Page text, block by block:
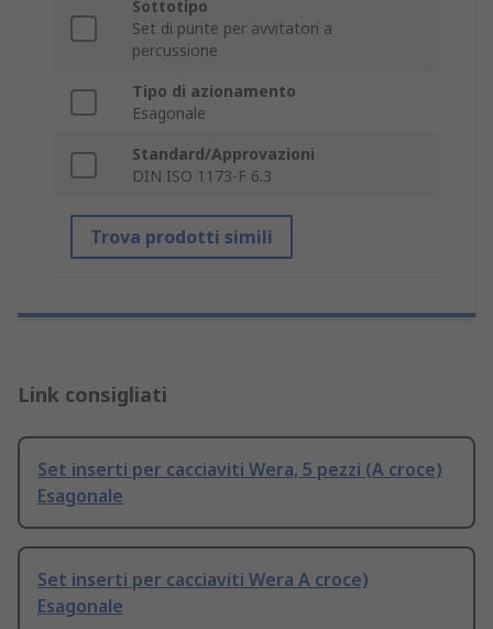
Sottotipo
Set di punte per avvitatori a
percussione
Tipo di azionamento
Esagonale
Standard/Approvazioni
DIN ISO 1173-F 6.3
Trova prodotti simili
Link consigliati
Set inserti per cacciaviti Wera, 5 pezzi (A croce)
Esagonale
Set inserti per cacciaviti Wera A croce)
Esagonale